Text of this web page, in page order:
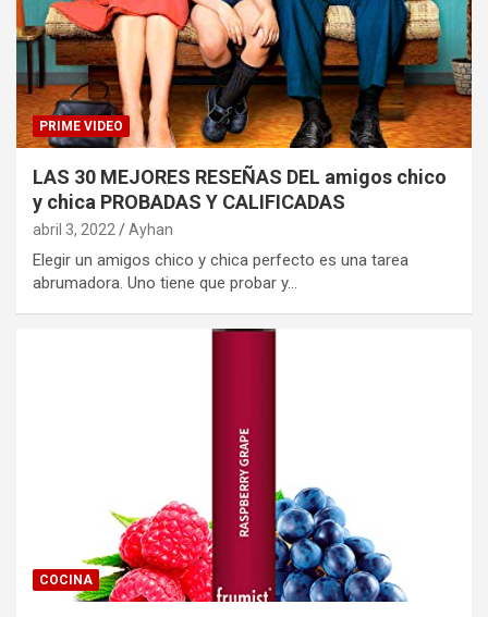
PRIME VIDEO
LAS 30 MEJORES RESEÑAS DEL amigos chico
y chica PROBADAS Y CALIFICADAS
abril 3, 2022 Ayhan
Elegir un amigos chico y chica perfecto es una tarea
abrumadora. Uno tiene que probar y…
COCINA